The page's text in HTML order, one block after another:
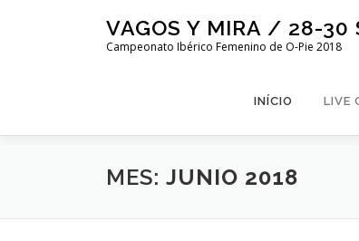
VAGOS Y MIRA / 28-30
Campeonato Ibérico Femenino de O-Pie 2018
INÍCIO LIVE
MES: JUNIO 2018